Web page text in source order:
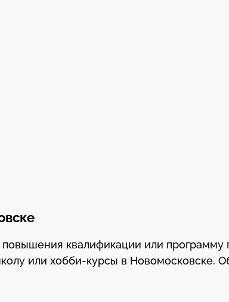
квалификации или
или хобби-курсы в Новомосковске.